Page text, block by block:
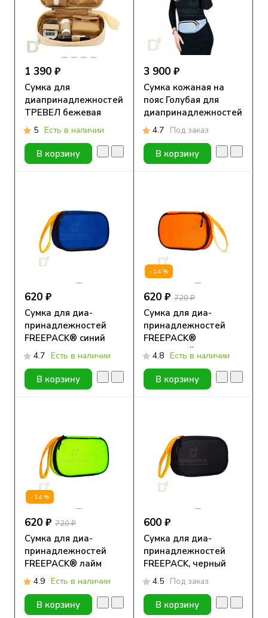
1 390 ₽
Сумка для
диапринадлежностей
ТРЕВЕЛ бежевая
5 Есть в наличии
В корзину
3 900 ₽
Сумка кожаная на
пояс Голубая для
диапринадлежностей
4.7 Под заказ
В корзину
620 ₽
Сумка для диа-
принадлежностей
FREEPACK® синий
4.7 Есть в наличии
В корзину
-14%
620 ₽ 720 ₽
Сумка для диа-
принадлежностей
FREEPACK®
оранжевый
4.8 Есть в наличии
В корзину
-14%
620 ₽ 720 ₽
Сумка для диа-
принадлежностей
FREEPACK® лайм
4.9 Есть в наличии
В корзину
600 ₽
Сумка для диа-
принадлежностей
FREEPACK, черный
4.5 Под заказ
В корзину